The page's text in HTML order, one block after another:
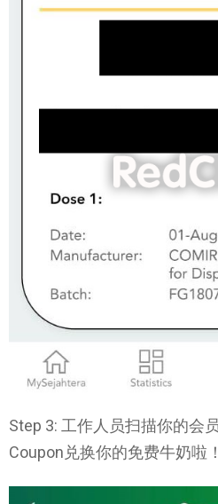
Step 3: 工作人员扫描你的会
Coupon兑换你的免费牛奶啦！